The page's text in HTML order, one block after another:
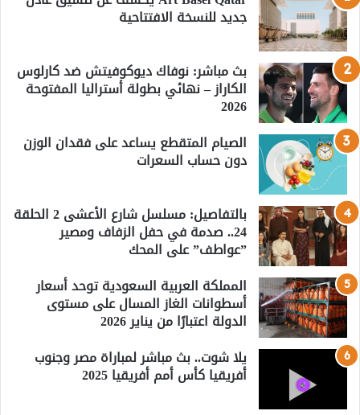
جديد للنسخة الافتتاحية
بث مباشر: نوفاك ديوكوفيتش ضد كارلوس
الكاراز – نهائي بطولة أستراليا المفتوحة
2026
الصيام المتقطع يساعد على فقدان الوزن
دون حساب السعرات
بالتفاصيل: مسلسل شارع الأعشى 2 الحلقة
24.. صدمة في حفل الزفاف ومصير
”عواطف” على المحك
المملكة العربية السعودية توحد أسعار
أسطوانات الغاز المسال على مستوى
الدولة اعتبارًا من يناير 2026
يلا شوت.. بث مباشر لمباراة مصر وجنوب
أفريقيا كأس أمم أفريقيا 2025